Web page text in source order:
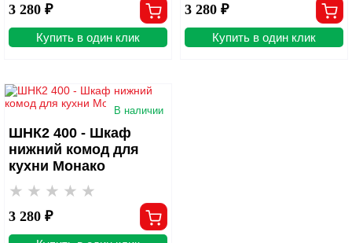
3 280 ₽
Купить в один клик
3 280 ₽
Купить в один клик
В наличии
ШНК2 400 - Шкаф
нижний комод для
кухни Монако
3 280 ₽